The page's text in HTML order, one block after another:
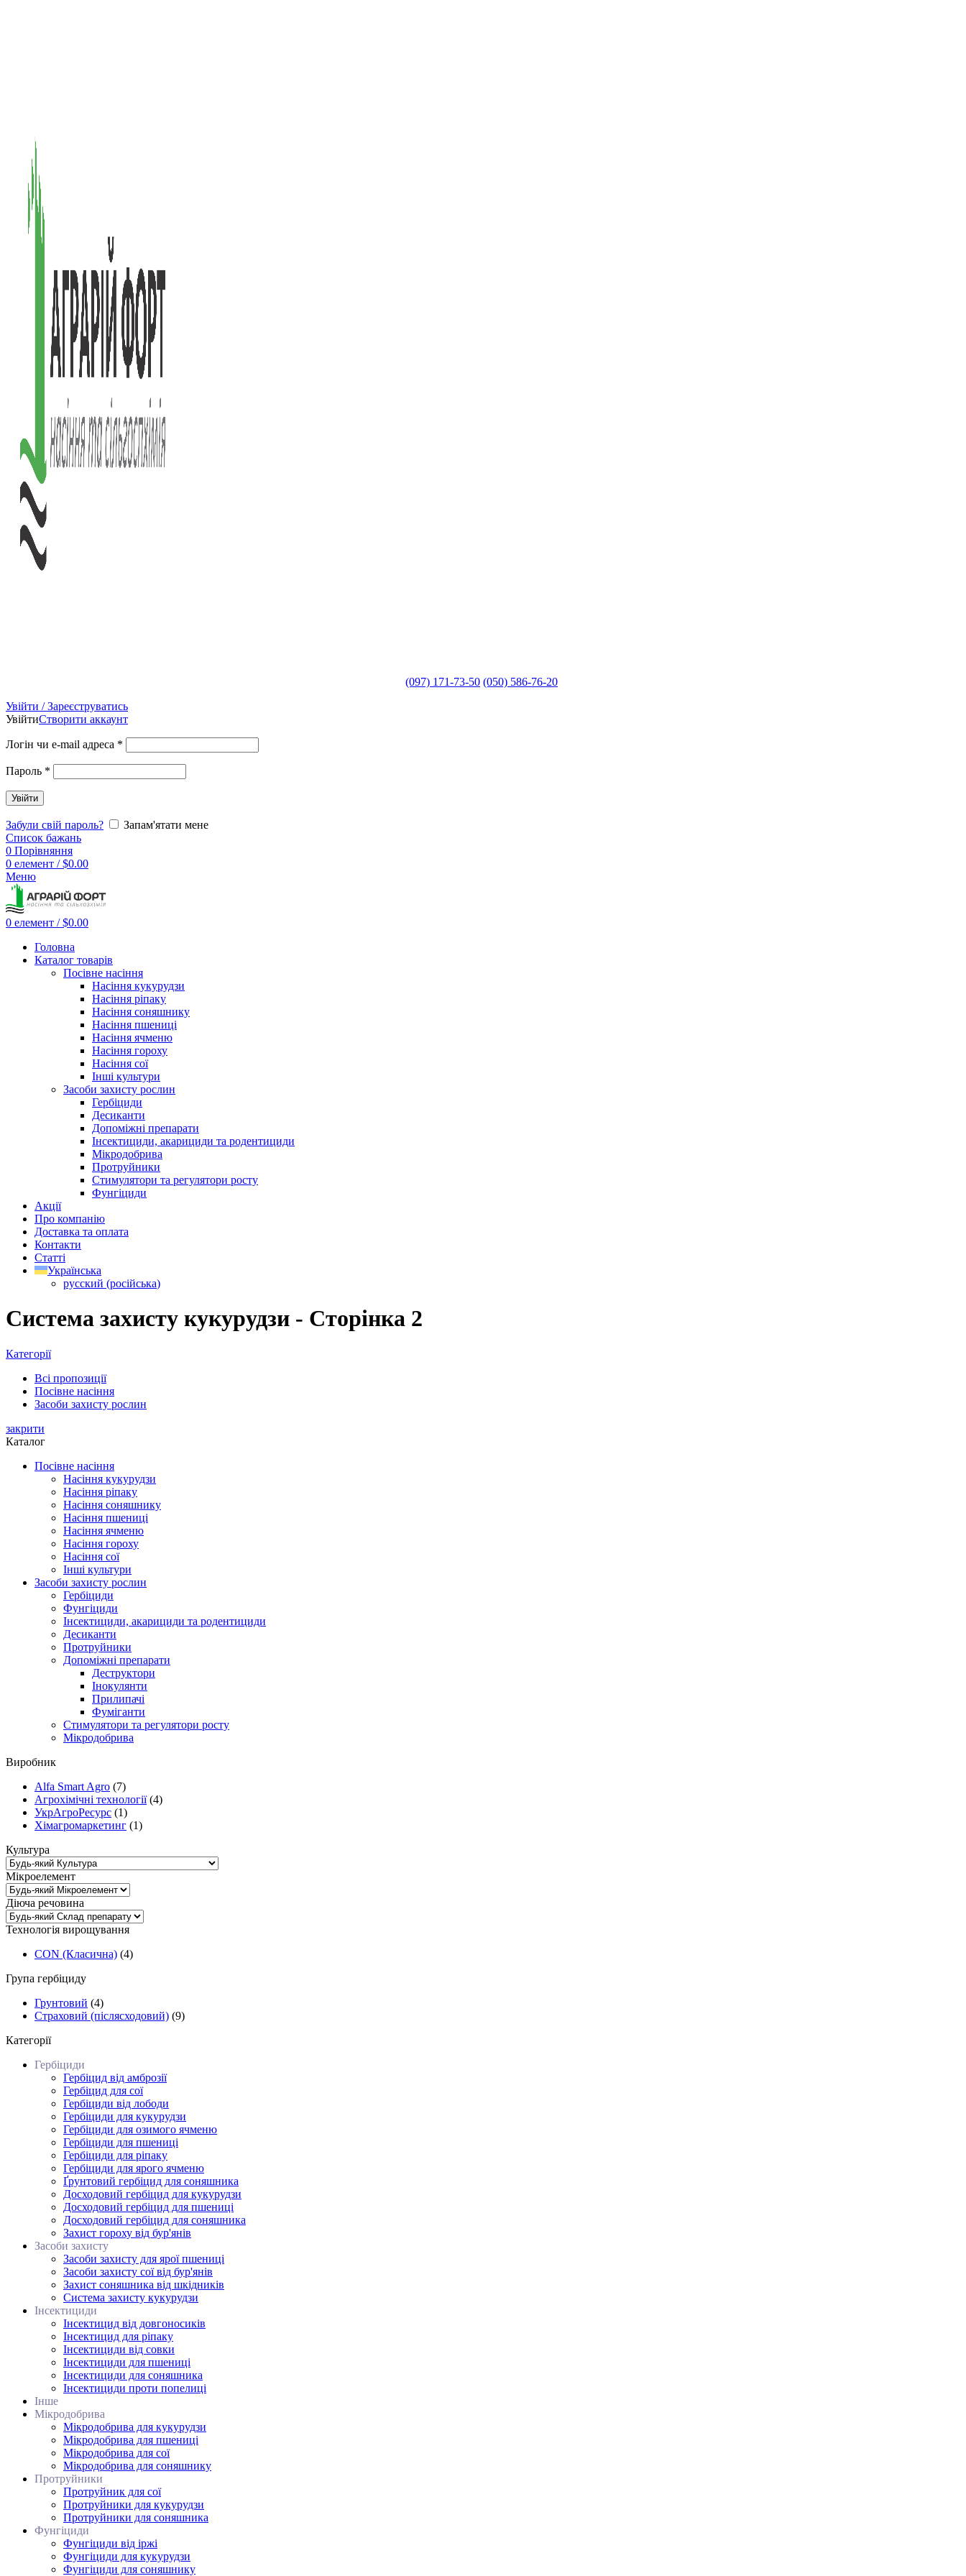
(097) 171-73-50 (050) 586-76-20
Увійти / Зареєструватись
УвійтиСтворити аккаунт
Логін чи e-mail адреса *
Пароль *
Увійти
Забули свій пароль?
Запам'ятати мене
Список бажань
0 Порівняння
0 елемент / $0.00
Меню
0 елемент / $0.00
Головна
Каталог товарів
Посівне насіння
Насіння кукурудзи
Насіння ріпаку
Насіння соняшнику
Насіння пшениці
Насіння ячменю
Насіння гороху
Насіння сої
Інші культури
Засоби захисту рослин
Гербіциди
Десиканти
Допоміжні препарати
Інсектициди, акарициди та родентициди
Мікродобрива
Протруйники
Стимулятори та регулятори росту
Фунгіциди
Акції
Про компанію
Доставка та оплата
Контакти
Статті
Українська
русский (російська)
Система захисту кукурудзи - Сторінка 2
Категорії
Всі пропозиції
Посівне насіння
Засоби захисту рослин
закрити
Каталог
Посівне насіння
Насіння кукурудзи
Насіння ріпаку
Насіння соняшнику
Насіння пшениці
Насіння ячменю
Насіння гороху
Насіння сої
Інші культури
Засоби захисту рослин
Гербіциди
Фунгіциди
Інсектициди, акарициди та родентициди
Десиканти
Протруйники
Допоміжні препарати
Деструктори
Інокулянти
Прилипачі
Фуміганти
Стимулятори та регулятори росту
Мікродобрива
Виробник
Alfa Smart Agro (7)
Агрохімічні технології (4)
УкрАгроРесурс (1)
Хімагромаркетинг (1)
Культура
Мікроелемент
Діюча речовина
Технологія вирощування
CON (Класична) (4)
Група гербіциду
Грунтовий (4)
Страховий (післясходовий) (9)
Категорії
Гербіциди
Гербіцид від амброзії
Гербіцид для сої
Гербіциди від лободи
Гербіциди для кукурудзи
Гербіциди для озимого ячменю
Гербіциди для пшениці
Гербіциди для ріпаку
Гербіциди для ярого ячменю
Ґрунтовий гербіцид для соняшника
Досходовий гербіцид для кукурудзи
Досходовий гербіцид для пшениці
Досходовий гербіцид для соняшника
Захист гороху від бур'янів
Засоби захисту
Засоби захисту для ярої пшениці
Засоби захисту сої від бур'янів
Захист соняшника від шкідників
Система захисту кукурудзи
Інсектициди
Інсектицид від довгоносиків
Інсектицид для ріпаку
Інсектициди від совки
Інсектициди для пшениці
Інсектициди для соняшника
Інсектициди проти попелиці
Інше
Мікродобрива
Мікродобрива для кукурудзи
Мікродобрива для пшениці
Мікродобрива для сої
Мікродобрива для соняшнику
Протруйники
Протруйник для сої
Протруйники для кукурудзи
Протруйники для соняшника
Фунгіциди
Фунгіциди від іржі
Фунгіциди для кукурудзи
Фунгіциди для соняшнику